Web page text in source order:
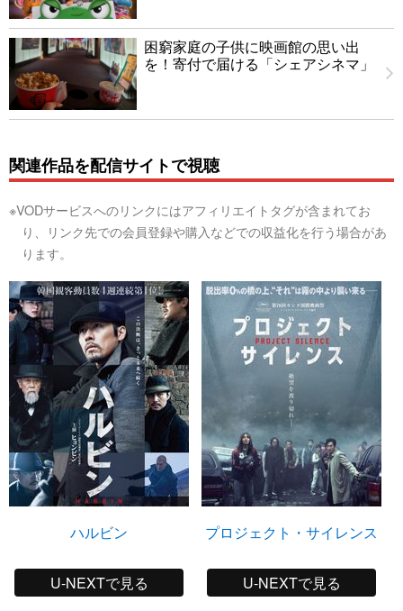
困窮家庭の子供に映画館の思い出
を！寄付で届ける「シェアシネマ」
関連作品を配信サイトで視聴
※VODサービスへのリンクにはアフィリエイトタグが含まれてお
り、リンク先での会員登録や購入などでの収益化を行う場合があ
ります。
ハルビン
U-NEXTで見る
プロジェクト・サイレンス
U-NEXTで見る